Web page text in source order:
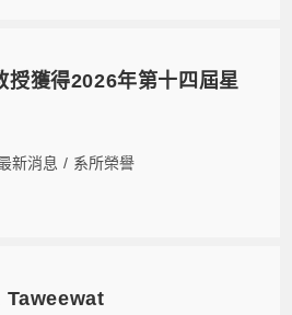
授獲得2026年第十四屆星
新消息 / 系所榮譽
Taweewat